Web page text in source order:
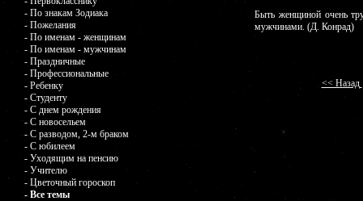
- По знакам Зодиака
- Пожелания
- По именам - женщинам
- По именам - мужчинам
- Праздничные
- Профессиональные
- Ребенку
- Студенту
- С днем рождения
- С новосельем
- С разводом, 2-м браком
- С юбилеем
- Уходящим на пенсию
- Учителю
- Цветочный гороскоп
- Все темы
Быть женщиной очень
мужчинами. (Д. Конрад)
<< Назад